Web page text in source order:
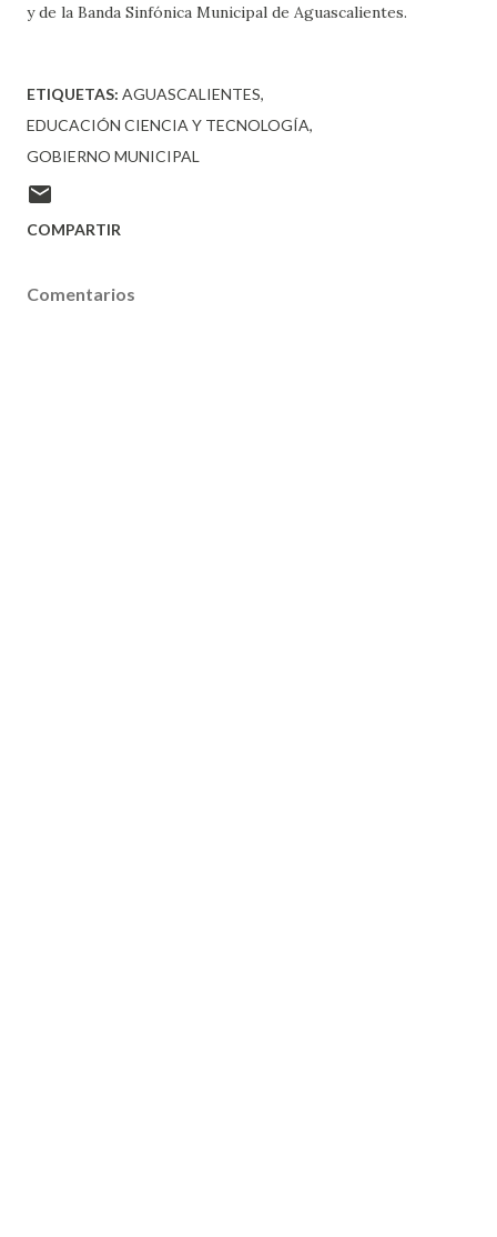
y de la Banda Sinfónica Municipal de Aguascalientes.
ETIQUETAS: AGUASCALIENTES
EDUCACIÓN CIENCIA Y TECNOLOGÍA
GOBIERNO MUNICIPAL
COMPARTIR
Comentarios